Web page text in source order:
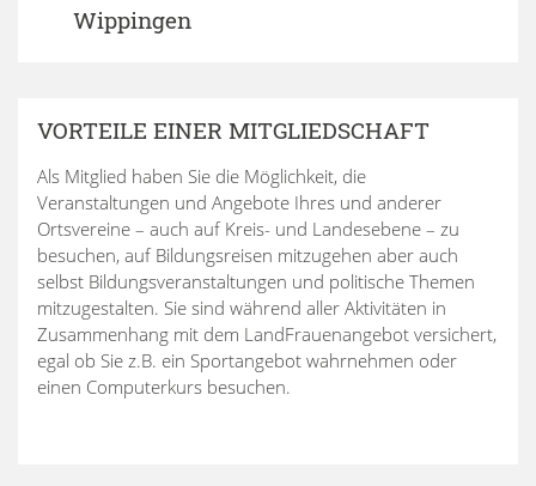
Wippingen
VORTEILE EINER MITGLIEDSCHAFT
Als Mitglied haben Sie die Möglichkeit, die
Veranstaltungen und Angebote Ihres und anderer
Ortsvereine – auch auf Kreis- und Landesebene – zu
besuchen, auf Bildungsreisen mitzugehen aber auch
selbst Bildungsveranstaltungen und politische Themen
mitzugestalten. Sie sind während aller Aktivitäten in
Zusammenhang mit dem LandFrauenangebot versichert,
egal ob Sie z.B. ein Sportangebot wahrnehmen oder
einen Computerkurs besuchen.